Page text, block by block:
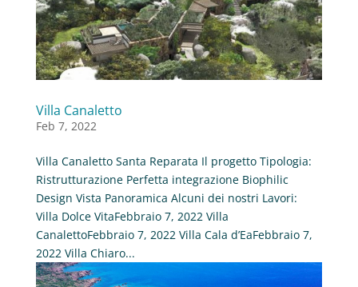
Villa Canaletto
Feb 7, 2022
Villa Canaletto Santa Reparata Il progetto Tipologia:
Ristrutturazione Perfetta integrazione Biophilic
Design Vista Panoramica Alcuni dei nostri Lavori:
Villa Dolce VitaFebbraio 7, 2022 Villa
CanalettoFebbraio 7, 2022 Villa Cala d’EaFebbraio 7,
2022 Villa Chiaro...